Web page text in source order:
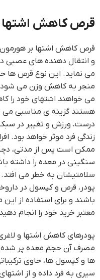
قرص کاهش اشتها
قرص کاهش اشتها بر
و انتقال دهنده های عصبی
می نماید. این نوع قرص ها
منجر به کاهش وزن می شود.
می خواهند اشتهای خود را
هستند گزینه ی مناسبی می
درست، ورزش و تغییر در
زندگی فرد موثر خواهد بود.
ممکن است پس از مدتی،
سنگینی در معده را داشته
سلامتیشان به خطر می
پودر، قرص و کپسول در
باشند و برای استفاده از
معتبر خرید خود را انجام
پودرهای کاهش اشتها و
مصرف آن حجم معده پر
ها و کپسول ها، حاوی
سیری به فرد داده و از